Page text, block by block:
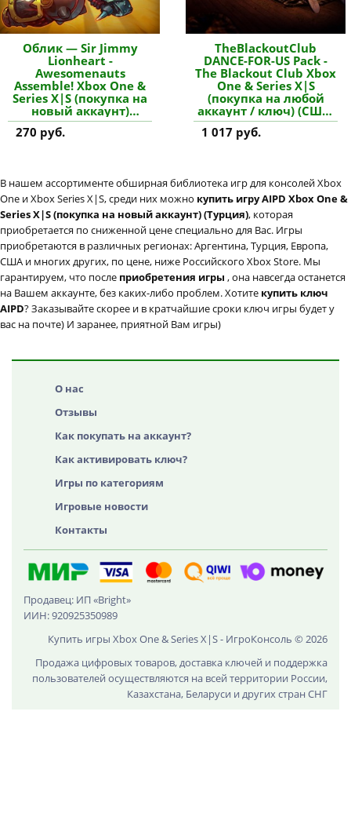
Облик — Sir Jimmy
Lionheart -
Awesomenauts
Assemble! Xbox One &
Series X|S (покупка на
новый аккаунт)
(Турция) купить
дополнение
270 руб.
TheBlackoutClub
DANCE-FOR-US Pack -
The Blackout Club Xbox
One & Series X|S
(покупка на любой
аккаунт / ключ) (США)
купить дополнение
1 017 руб.
В нашем ассортименте обширная библиотека игр для консолей Xbox
One и Xbox Series X|S, среди них можно купить игру AIPD Xbox One &
Series X|S (покупка на новый аккаунт) (Турция), которая
приобретается по сниженной цене специально для Вас. Игры
приобретаются в различных регионах: Аргентина, Турция, Европа,
США и многих других, по цене, ниже Российского Xbox Store. Мы
гарантируем, что после приобретения игры , она навсегда останется
на Вашем аккаунте, без каких-либо проблем. Хотите купить ключ
AIPD? Заказывайте скорее и в кратчайшие сроки ключ игры будет у
вас на почте) И заранее, приятной Вам игры)
О нас
Отзывы
Как покупать на аккаунт?
Как активировать ключ?
Игры по категориям
Игровые новости
Контакты
Продавец: ИП «Bright»
ИИН: 920925350989
Купить игры Xbox One & Series X|S - ИгроКонсоль © 2026
Продажа цифровых товаров, доставка ключей и поддержка
пользователей осуществляются на всей территории России,
Казахстана, Беларуси и других стран СНГ